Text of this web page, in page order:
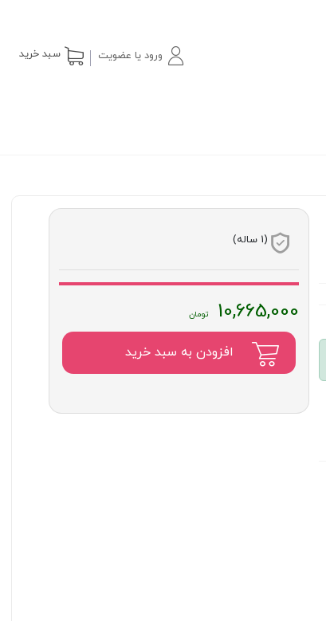
ورود یا عضویت سبد خرید
(1 ساله)
10,665,000
افزودن به سبد خرید